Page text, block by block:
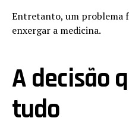
Entretanto, um problema
enxergar a medicina.
A decisão
tudo